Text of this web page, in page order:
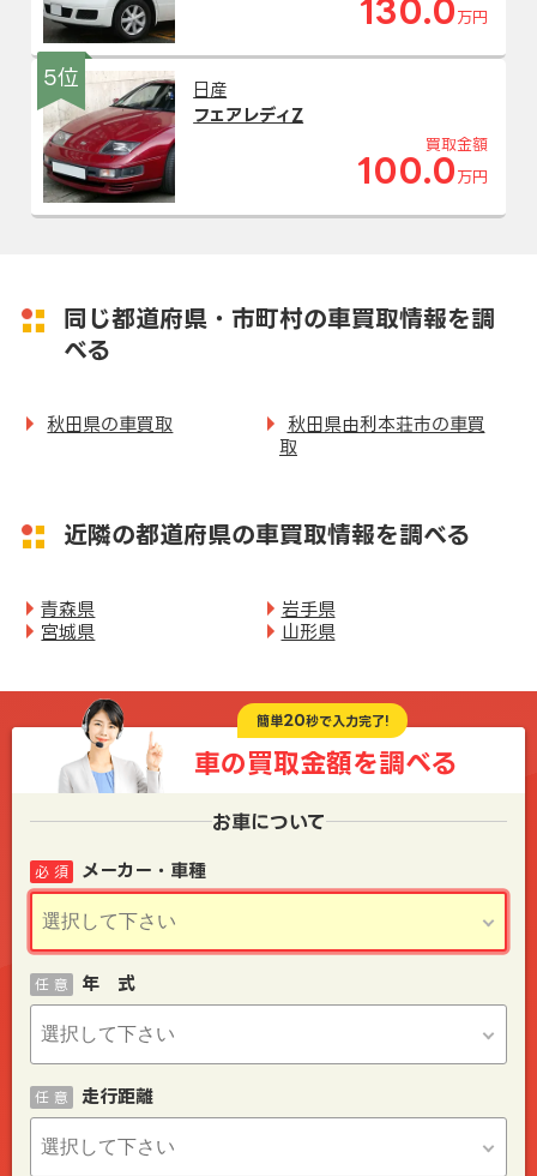
130.0 万円
5位
日産
フェアレディZ
買取金額
100.0 万円
同じ都道府県・市町村の車買取情報を調
べる
秋田県の車買取
秋田県由利本荘市の車買
取
近隣の都道府県の車買取情報を調べる
青森県
岩手県
宮城県
山形県
簡単20秒で入力完了!
車の買取金額を調べる
お車について
メーカー・車種
必 須
年 式
任 意
走行距離
任 意